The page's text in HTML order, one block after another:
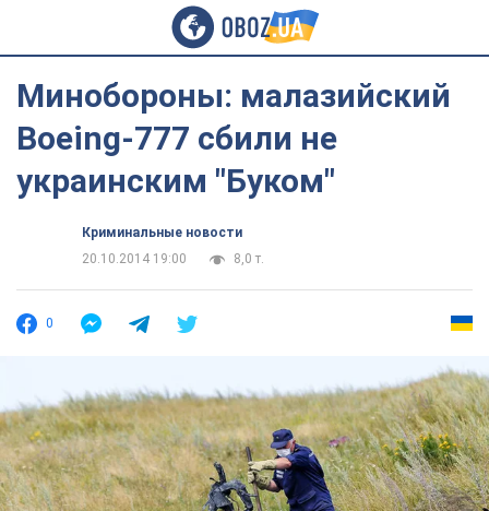
Минобороны: малазийский
Boeing-777 сбили не
украинским "Буком"
Криминальные новости
20.10.2014 19:00
8,0 т.
0